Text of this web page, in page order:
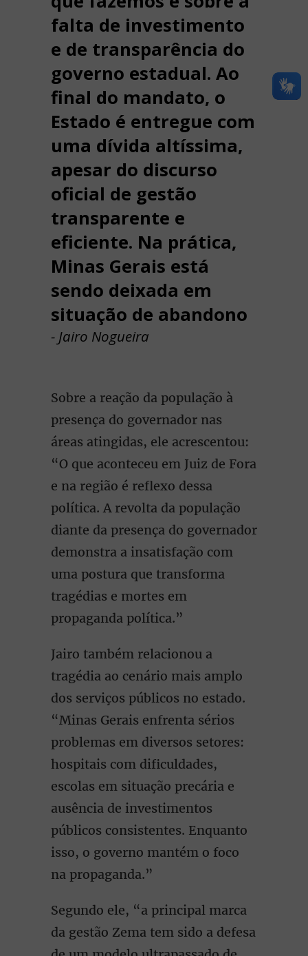
falta de investimento
e de transparência do
governo estadual. Ao
final do mandato, o
Estado é entregue com
uma dívida altíssima,
apesar do discurso
oficial de gestão
transparente e
eficiente. Na prática,
Minas Gerais está
sendo deixada em
situação de abandono
- Jairo Nogueira
Sobre a reação da população à
presença do governador nas
áreas atingidas, ele acrescentou:
“O que aconteceu em Juiz de Fora
e na região é reflexo dessa
política. A revolta da população
diante da presença do governador
demonstra a insatisfação com
uma postura que transforma
tragédias e mortes em
propaganda política.”
Jairo também relacionou a
tragédia ao cenário mais amplo
dos serviços públicos no estado.
“Minas Gerais enfrenta sérios
problemas em diversos setores:
hospitais com dificuldades,
escolas em situação precária e
ausência de investimentos
públicos consistentes. Enquanto
isso, o governo mantém o foco
na propaganda.”
Segundo ele, “a principal marca
da gestão Zema tem sido a defesa